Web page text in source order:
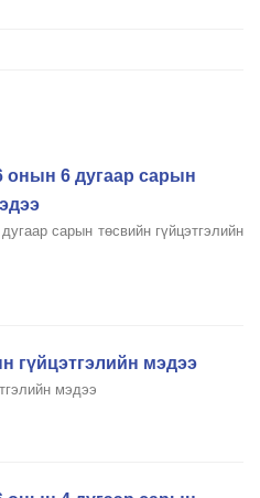
онын 6 дугаар сарын
сарын төсвийн гүйцэтгэлийн
гүйцэтгэлийн мэдээ
мэдээ